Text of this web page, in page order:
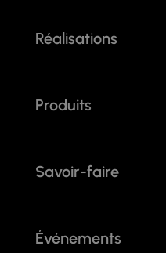
Réalisations
Produits
Savoir-faire
Événements